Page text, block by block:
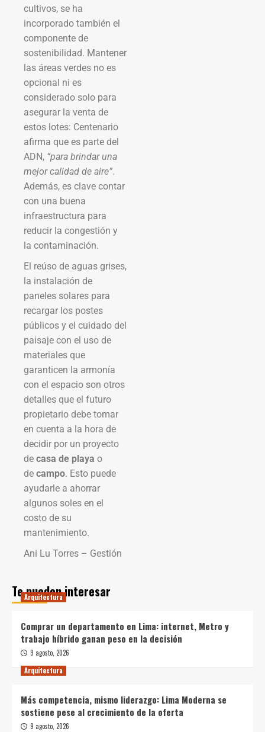
cultivos, se ha
incorporado también el
componente de
sostenibilidad. Mantener
las áreas verdes no es
opcional ni es
considerado solo para
asegurar la venta de
estos lotes: Centenario
afirma que es parte del
ADN, “para brindar una
mejor calidad de aire”.
Además, es clave contar
con una buena
infraestructura para
reducir la congestión y
la contaminación.
El reúso de aguas grises,
la instalación de
paneles solares para
recargar los postes
públicos y el cuidado del
paisaje con el uso de
materiales que
garanticen la armonía
con el espacio son otros
detalles que el futuro
propietario debe tomar
en cuenta a la hora de
decidir por un proyecto
de casa de playa o
de campo. Esto puede
ayudarle a ahorrar
algunos soles en el
costo de su
mantenimiento.
Ani Lu Torres – Gestión
Te pueden interesar
Arquitectura
Comprar un departamento en Lima: internet, Metro y
trabajo híbrido ganan peso en la decisión
9 agosto, 2026
Arquitectura
Más competencia, mismo liderazgo: Lima Moderna se
sostiene pese al crecimiento de la oferta
9 agosto, 2026